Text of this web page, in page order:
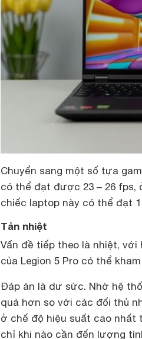
Chuyển sang một số tựa
có thể đạt được 23 – 26 fps,
chiếc laptop này có thể đạt
Tản nhiệt
Vấn đề tiếp theo là nhiệt,
của Legion 5 Pro có thể
Đáp án là dư sức. Nhờ hệ
quả hơn so với các đối thủ
ở chế độ hiệu suất cao
chỉ khi nào cần đến lượng